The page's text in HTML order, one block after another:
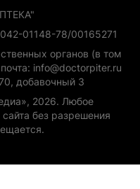
01148-78/00165271
органов (в том
info@doctorpiter.ru
добавочный 3
2026. Любое
без разрешения